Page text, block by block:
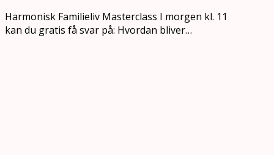
Harmonisk Familieliv Masterclass I morgen kl. 11
kan du gratis få svar på: Hvordan bliver…